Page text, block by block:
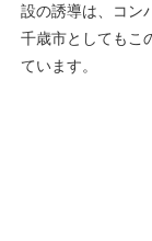
設の誘導は、コン
千歳市としてもこ
ています。